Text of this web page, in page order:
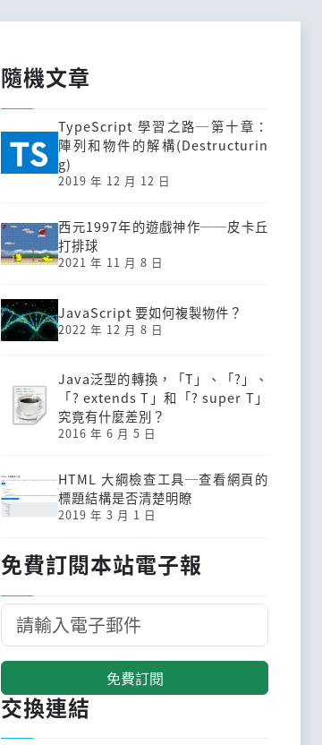
隨機文章
TypeScript 學習之路─第十章：
陣列和物件的解構(Destructurin
g)
2019 年 12 月 12 日
西元1997年的遊戲神作──皮卡丘
打排球
2021 年 11 月 8 日
JavaScript 要如何複製物件？
2022 年 12 月 8 日
Java泛型的轉換，「T」、「?」、
「? extends T」和「? super T」
究竟有什麼差別？
2016 年 6 月 5 日
HTML 大綱檢查工具─查看網頁的
標題結構是否清楚明瞭
2019 年 3 月 1 日
免費訂閱本站電子報
免費訂閱
交換連結